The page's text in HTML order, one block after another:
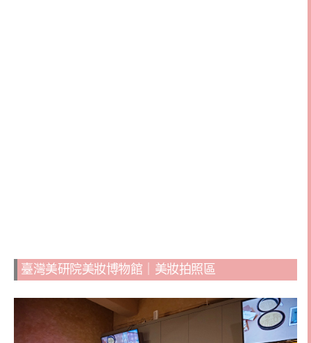
臺灣美研院美妝博物館｜美妝拍照區